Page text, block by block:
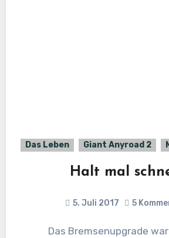
Das Leben Giant Anyroad 2
Halt mal
5. Juli 2017 5
Das Bremsenupgrade war eine gute